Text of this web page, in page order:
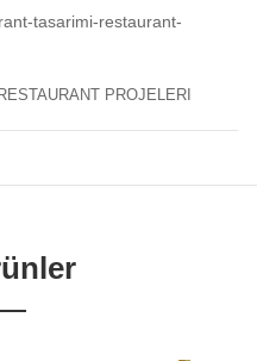
tasarimi-restaurant-
PROJELERI